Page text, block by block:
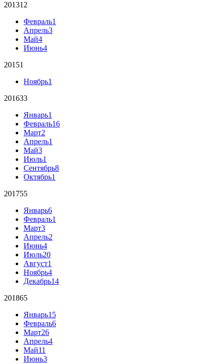
201312
Февраль1
Апрель3
Май4
Июнь4
20151
Ноябрь1
201633
Январь1
Февраль16
Март2
Апрель1
Май3
Июль1
Сентябрь8
Октябрь1
201755
Январь6
Февраль1
Март3
Апрель2
Июнь4
Июль20
Август1
Ноябрь4
Декабрь14
201865
Январь15
Февраль6
Март26
Апрель4
Май11
Июнь3